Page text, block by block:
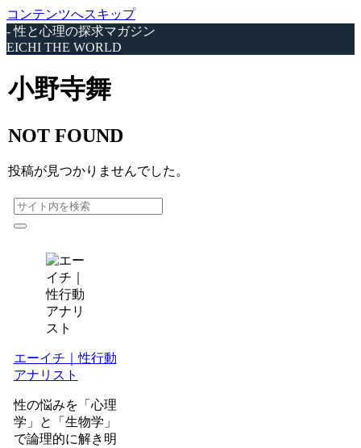
コンテンツへスキップ
- 性と心理の探求マガジン
EICHI THE WORLD
小野寺舞
NOT FOUND
投稿が見つかりませんでした。
エーイチ｜性行動
アナリスト
性の悩みを「心理
学」と「生物学」
で論理的に解き明